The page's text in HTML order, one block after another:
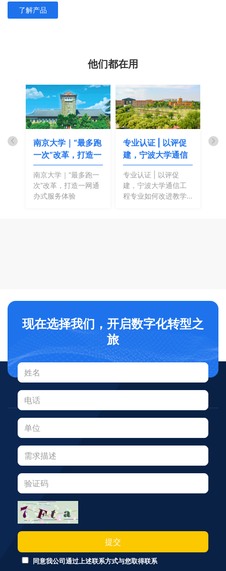
了解产品
他们都在用
南京大学｜“最多跑
一次”改革，打造一
南京大学｜“最多跑一
次”改革，打造一网通
办式服务体验
专业认证 | 以评促
建，宁波大学通信
专业认证 | 以评促
建，宁波大学通信工
程专业如何改进教学
端
现在选择我们，开启数字化转型之
旅
提交
同意我公司通过上述联系方式与您取得联系